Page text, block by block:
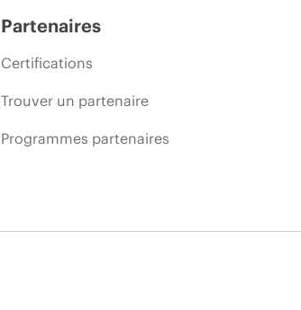
Partenaires
Certifications
Trouver un partenaire
Programmes partenaires